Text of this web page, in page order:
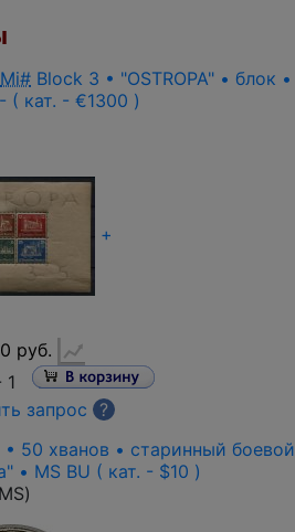
Mi# Block 3 • "OSTROPA" • блок •
- ( кат. - €1300 )
+
руб.
1
запрос
?
50 хванов • старинный боевой
• MS BU ( кат. - $10 )
)